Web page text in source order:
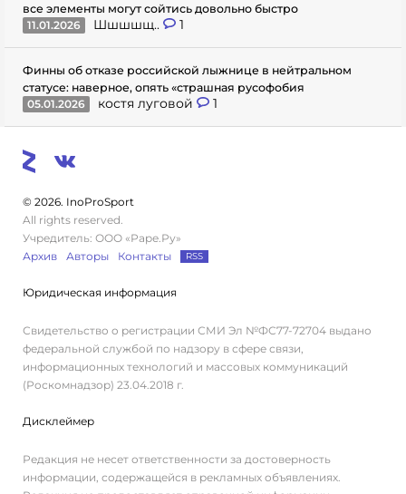
все элементы могут сойтись довольно быстро
11.01.2026
Шшшшщ.. 1
Финны об отказе российской лыжнице в нейтральном
статусе: наверное, опять «страшная русофобия
05.01.2026
костя луговой 1
© 2026. InoProSport
All rights reserved.
Учредитель: ООО «Раре.Ру»
Архив
Авторы Контакты RSS
Юридическая информация
Свидетельство о регистрации СМИ Эл №ФС77-72704 выдано
федеральной службой по надзору в сфере связи,
информационных технологий и массовых коммуникаций
(Роскомнадзор) 23.04.2018 г.
Дисклеймер
Редакция не несет ответственности за достоверность
информации, содержащейся в рекламных объявлениях.